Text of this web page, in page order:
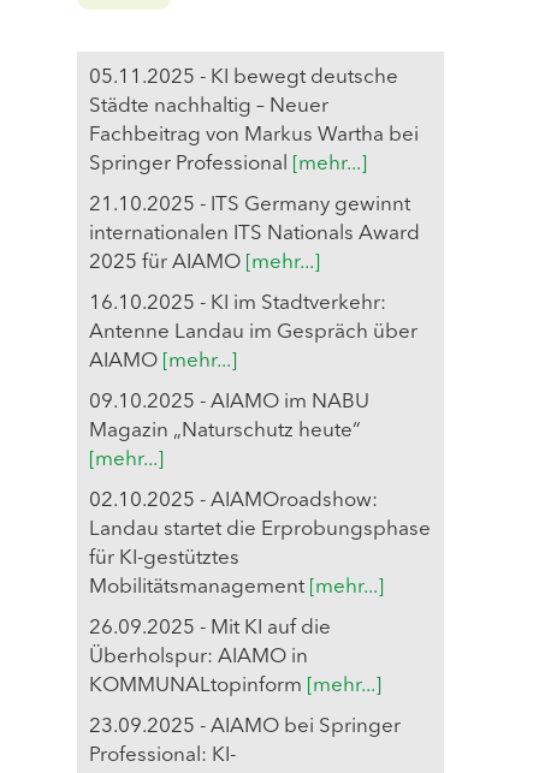
05.11.2025 - KI bewegt deutsche
Städte nachhaltig – Neuer
Fachbeitrag von Markus Wartha bei
Springer Professional
[mehr...]
21.10.2025 - ITS Germany gewinnt
internationalen ITS Nationals Award
2025 für AIAMO [mehr...]
16.10.2025 - KI im Stadtverkehr:
Antenne Landau im Gespräch über
AIAMO [mehr...]
09.10.2025 - AIAMO im NABU
Magazin „Naturschutz heute“
[mehr...]
02.10.2025 - AIAMOroadshow:
Landau startet die Erprobungsphase
für KI-gestütztes
Mobilitätsmanagement [mehr...]
26.09.2025 - Mit KI auf die
Überholspur: AIAMO in
KOMMUNALtopinform
[mehr...]
23.09.2025 - AIAMO bei Springer
Professional: KI-